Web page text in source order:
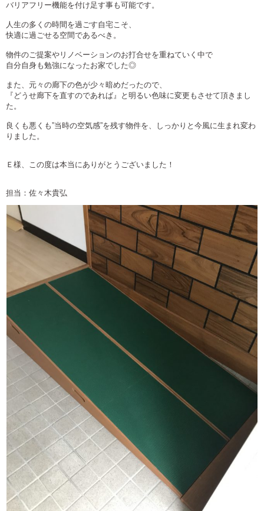
バリアフリー機能を付け足す事も可能です。
人生の多くの時間を過ごす自宅こそ、
快適に過ごせる空間であるべき。
物件のご提案やリノベーションのお打合せを重ねていく中で
自分自身も勉強になったお家でした◎
また、元々の廊下の色が少々暗めだったので、
『どうせ廊下を直すのであれば』と明るい色味に変更もさせて頂きまし
た。
良くも悪くも”当時の空気感”を残す物件を、しっかりと今風に生まれ変わ
りました。
Ｅ様、この度は本当にありがとうございました！
担当：佐々木貴弘